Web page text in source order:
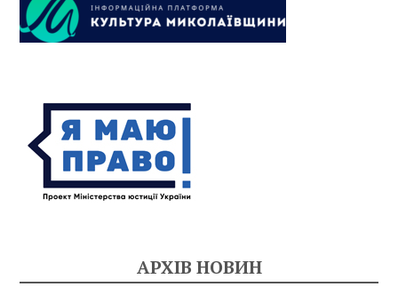
АРХІВ НОВИН